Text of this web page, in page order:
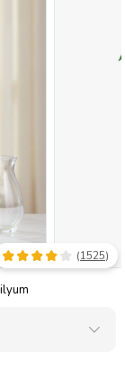
(1525)